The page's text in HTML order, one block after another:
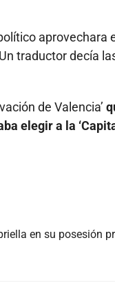
aprovechara
traductor decía
de Valencia’
elegir a la
en su posesión